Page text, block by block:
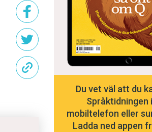
Du vet väl att du
Språktidningen
mobiltelefon eller
Ladda ned appen